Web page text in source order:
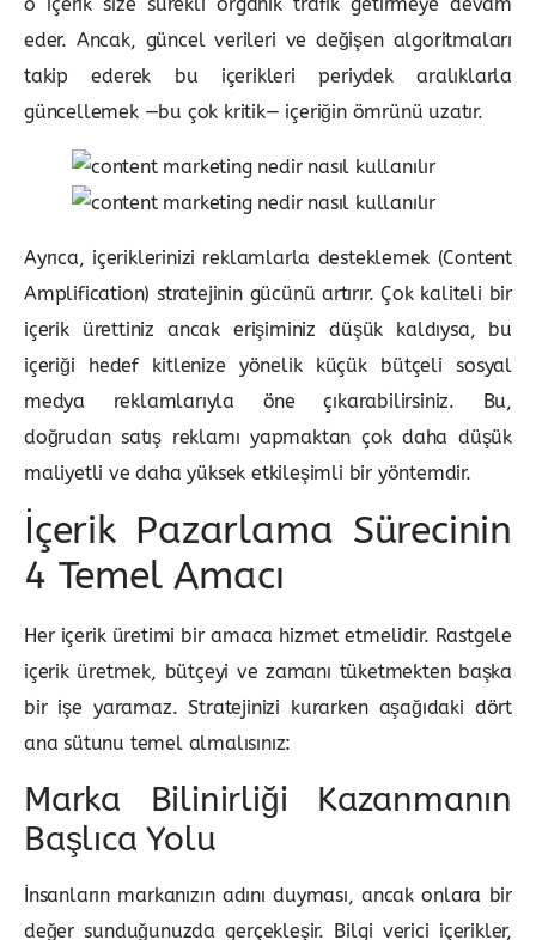
eder. Ancak, güncel verileri ve değişen algoritmaları
takip ederek bu içerikleri periydek aralıklarla
güncellemek —bu çok kritik— içeriğin ömrünü uzatır.
Ayrıca, içeriklerinizi reklamlarla desteklemek (Content
Amplification) stratejinin gücünü artırır. Çok kaliteli bir
içerik ürettiniz ancak erişiminiz düşük kaldıysa, bu
içeriği hedef kitlenize yönelik küçük bütçeli sosyal
medya reklamlarıyla öne çıkarabilirsiniz. Bu,
doğrudan satış reklamı yapmaktan çok daha düşük
maliyetli ve daha yüksek etkileşimli bir yöntemdir.
İçerik Pazarlama Sürecinin
4 Temel Amacı
Her içerik üretimi bir amaca hizmet etmelidir. Rastgele
içerik üretmek, bütçeyi ve zamanı tüketmekten başka
bir işe yaramaz. Stratejinizi kurarken aşağıdaki dört
ana sütunu temel almalısınız:
Marka Bilinirliği Kazanmanın
Başlıca Yolu
İnsanların markanızın adını duyması, ancak onlara bir
değer sunduğunuzda gerçekleşir. Bilgi verici içerikler,